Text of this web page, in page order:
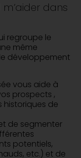
dans
regroupe le
même
développement
vous aide à
prospects ,
historiques de
de segmenter
potentiels,
etc.) et de